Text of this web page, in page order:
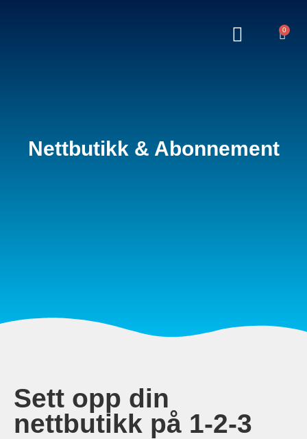
0
Nettbutikk & Abonnement
Sett opp din
nettbutikk på 1-2-3